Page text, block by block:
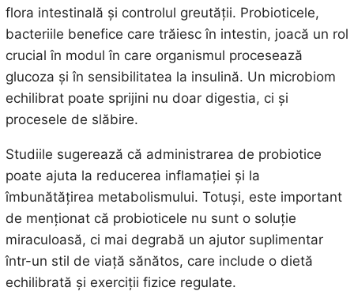
flora intestinală și controlul greutății. Probioticele,
bacteriile benefice care trăiesc în intestin, joacă un rol
crucial în modul în care organismul procesează
glucoza și în sensibilitatea la insulină. Un microbiom
echilibrat poate sprijini nu doar digestia, ci și
procesele de slăbire.
Studiile sugerează că administrarea de probiotice
poate ajuta la reducerea inflamației și la
îmbunătățirea metabolismului. Totuși, este important
de menționat că probioticele nu sunt o soluție
miraculoasă, ci mai degrabă un ajutor suplimentar
într-un stil de viață sănătos, care include o dietă
echilibrată și exerciții fizice regulate.